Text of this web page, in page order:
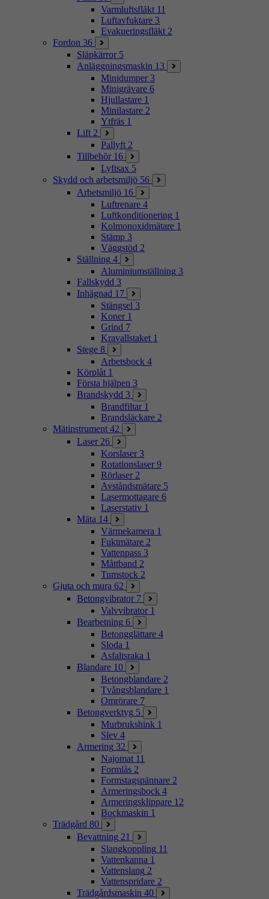
Varmluftsfläkt 11
Luftavfuktare 3
Evakueringsfläkt 2
Fordon 36
Släpkärror 5
Anläggningsmaskin 13
Minidumper 3
Minigrävare 6
Hjullastare 1
Minilastare 2
Ytfräs 1
Lift 2
Pallyft 2
Tillbehör 16
Lyftsax 5
Skydd och arbetsmiljö 56
Arbetsmiljö 16
Luftrenare 4
Luftkonditionering 1
Kolmonoxidmätare 1
Stämp 3
Väggstöd 2
Ställning 4
Aluminiumställning 3
Fallskydd 3
Inhägnad 17
Stängsel 3
Koner 1
Grind 7
Kravallstaket 1
Stege 8
Arbetsbock 4
Körplåt 1
Första hjälpen 3
Brandskydd 3
Brandfiltar 1
Brandsläckare 2
Mätinstrument 42
Laser 26
Korslaser 3
Rotationslaser 9
Rörlaser 2
Avståndsmätare 5
Lasermottagare 6
Laserstativ 1
Mäta 14
Värmekamera 1
Fuktmätare 2
Vattenpass 3
Måttband 2
Tumstock 2
Gjuta och mura 62
Betongvibrator 7
Valvvibrator 1
Bearbetning 6
Betongglättare 4
Sloda 1
Asfaltsraka 1
Blandare 10
Betongblandare 2
Tvångsblandare 1
Omrörare 7
Betongverktyg 5
Murbrukshink 1
Slev 4
Armering 32
Najomat 11
Formlås 2
Formstagspännare 2
Armeringsbock 4
Armeringsklippare 12
Bockmaskin 1
Trädgård 80
Bevattning 21
Slangkoppling 11
Vattenkanna 1
Vattenslang 2
Vattenspridare 2
Trädgårdsmaskin 40